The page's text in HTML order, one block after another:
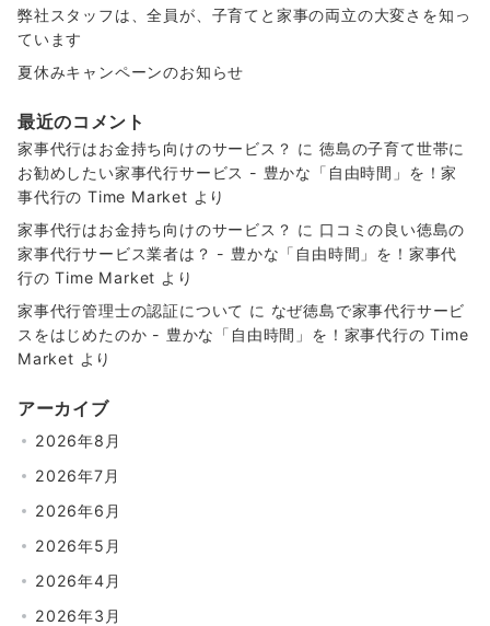
弊社スタッフは、全員が、子育てと家事の両立の大変さを知っ
ています
夏休みキャンペーンのお知らせ
最近のコメント
家事代行はお金持ち向けのサービス？ に徳島の子育て世帯に
お勧めしたい家事代行サービス - 豊かな「自由時間」を！家
事代行の Time Market より
家事代行はお金持ち向けのサービス？ に 口コミの良い徳島の
家事代行サービス業者は？ - 豊かな「自由時間」を！家事代
行の Time Market より
家事代行管理士の認証について に なぜ徳島で家事代行サービ
スをはじめたのか - 豊かな「自由時間」を！家事代行の Time
Market より
アーカイブ
2026年8月
2026年7月
2026年6月
2026年5月
2026年4月
2026年3月